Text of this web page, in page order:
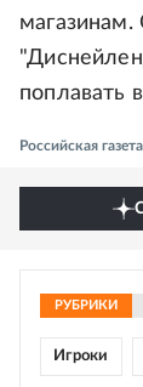
магазинам.
поплавать
Российская
РУБРИКИ
Игроки